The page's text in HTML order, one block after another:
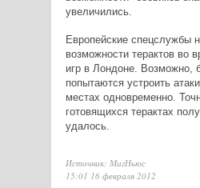
увеличились.
Европейские спецслужбы
возможности терактов во
игр в Лондоне. Возможно,
попытаются устроить
местах одновременно.
готовящихся терактах
удалось.
Источник: МигНьюс
15:01 16 февраля 2012